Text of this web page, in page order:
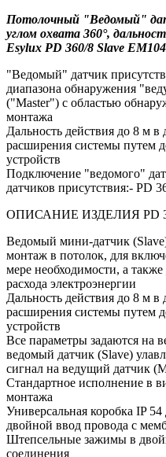
Потолочный "Ведомый"
углом охвата 360°,
Esylux PD 360/8 Slave
"Ведомый" датчик
диапазона обнаружения
("Master") с областью
монтажа
Дальность действия до 8 м в
расширения системы путем
устройств
Подключение "ведомого"
датчиков присутствия:- PD
ОПИСАНИЕ ИЗДЕЛИЯ PD
Ведомый мини-датчик
монтаж в потолок, для
мере необходимости, а
расхода электроэнергии
Дальность действия до 8 м в
расширения системы путем
устройств
Все параметры задаются на
ведомый датчик (Slave)
сигнал на ведущий датчик
Стандартное исполнение в
монтажа
Универсальная коробка IP
двойной ввод провода с
Штепсельные зажимы в
соединения